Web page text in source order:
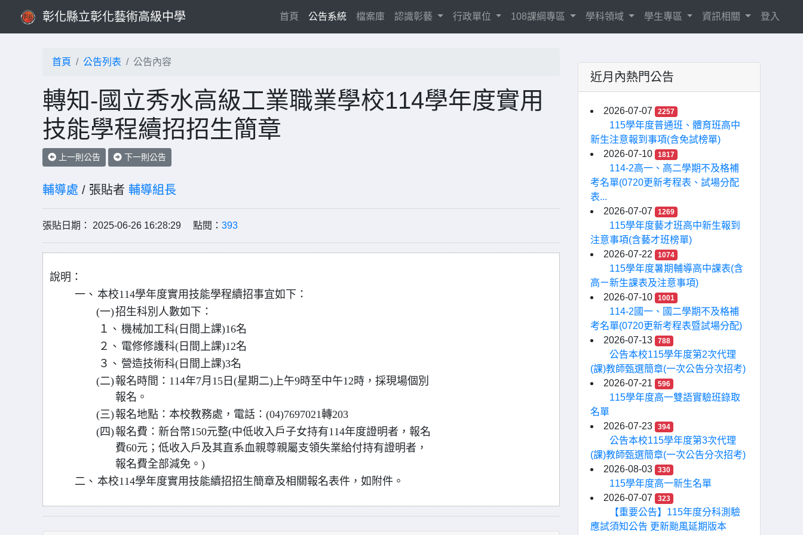
彰化縣立彰化藝術高級中學 首頁(current)
公告系統 檔案庫 認識彰藝 行政單位 108課綱專區 學科領域 學生專區 資訊相關 登入
首頁 公告列表 公告內容
轉知-國立秀水高級工業職業學校114學年度實用
技能學程續招招生簡章
上一則公告 下一則公告
輔導處 / 張貼者 輔導組長
張貼日期： 2025-06-26 16:28:29 點閱： 393
說明：
一、 本校114學年度實用技能學程續招事宜如下：
(一)招生科別人數如下：
１、 機械加工科(日間上課)16名
２、 電修修護科(日間上課)12名
３、 營造技術科(日間上課)3名
(二)報名時間：114年7月15日(星期二)上午9時至中午12時，採現場個別
報名。
(三)報名地點：本校教務處，電話：(04)7697021轉203
(四)報名費：新台幣150元整(中低收入戶子女持有114年度證明者，報名
費60元；低收入戶及其直系血親尊親屬支領失業給付持有證明者，
報名費全部減免。)
二、 本校114學年度實用技能續招招生簡章及相關報名表件，如附件。
近月內熱門公告
2026-07-07 2257
115學年度普通班、體育班高中
新生注意報到事項(含免試榜單)
2026-07-10
1817
114-2高一、高二學期不及格補
考名單(0720更新考程表、試場分配
表...
2026-07-07
1269
115學年度藝才班高中新生報到
注意事項(含藝才班榜單)
2026-07-22
1074
115學年度暑期輔導高中課表(含
高ㄧ新生課表及注意事項)
2026-07-10
1001
114-2國一、國二學期不及格補
考名單(0720更新考程表暨試場分配)
2026-07-13
788
公告本校115學年度第2次代理
(課)教師甄選簡章(一次公告分次招考)
2026-07-21
596
115學年度高一雙語實驗班錄取
名單
2026-07-23
394
公告本校115學年度第3次代理
(課)教師甄選簡章(一次公告分次招考)
2026-08-03
330
115學年度高一新生名單
2026-07-07
323
【重要公告】115年度分科測驗
應試須知公告 更新颱風延期版本